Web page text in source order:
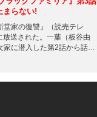
まらない!
堂家の復讐』（読売テレ
送された。一葉（板谷由
に潜入した第2話から話は